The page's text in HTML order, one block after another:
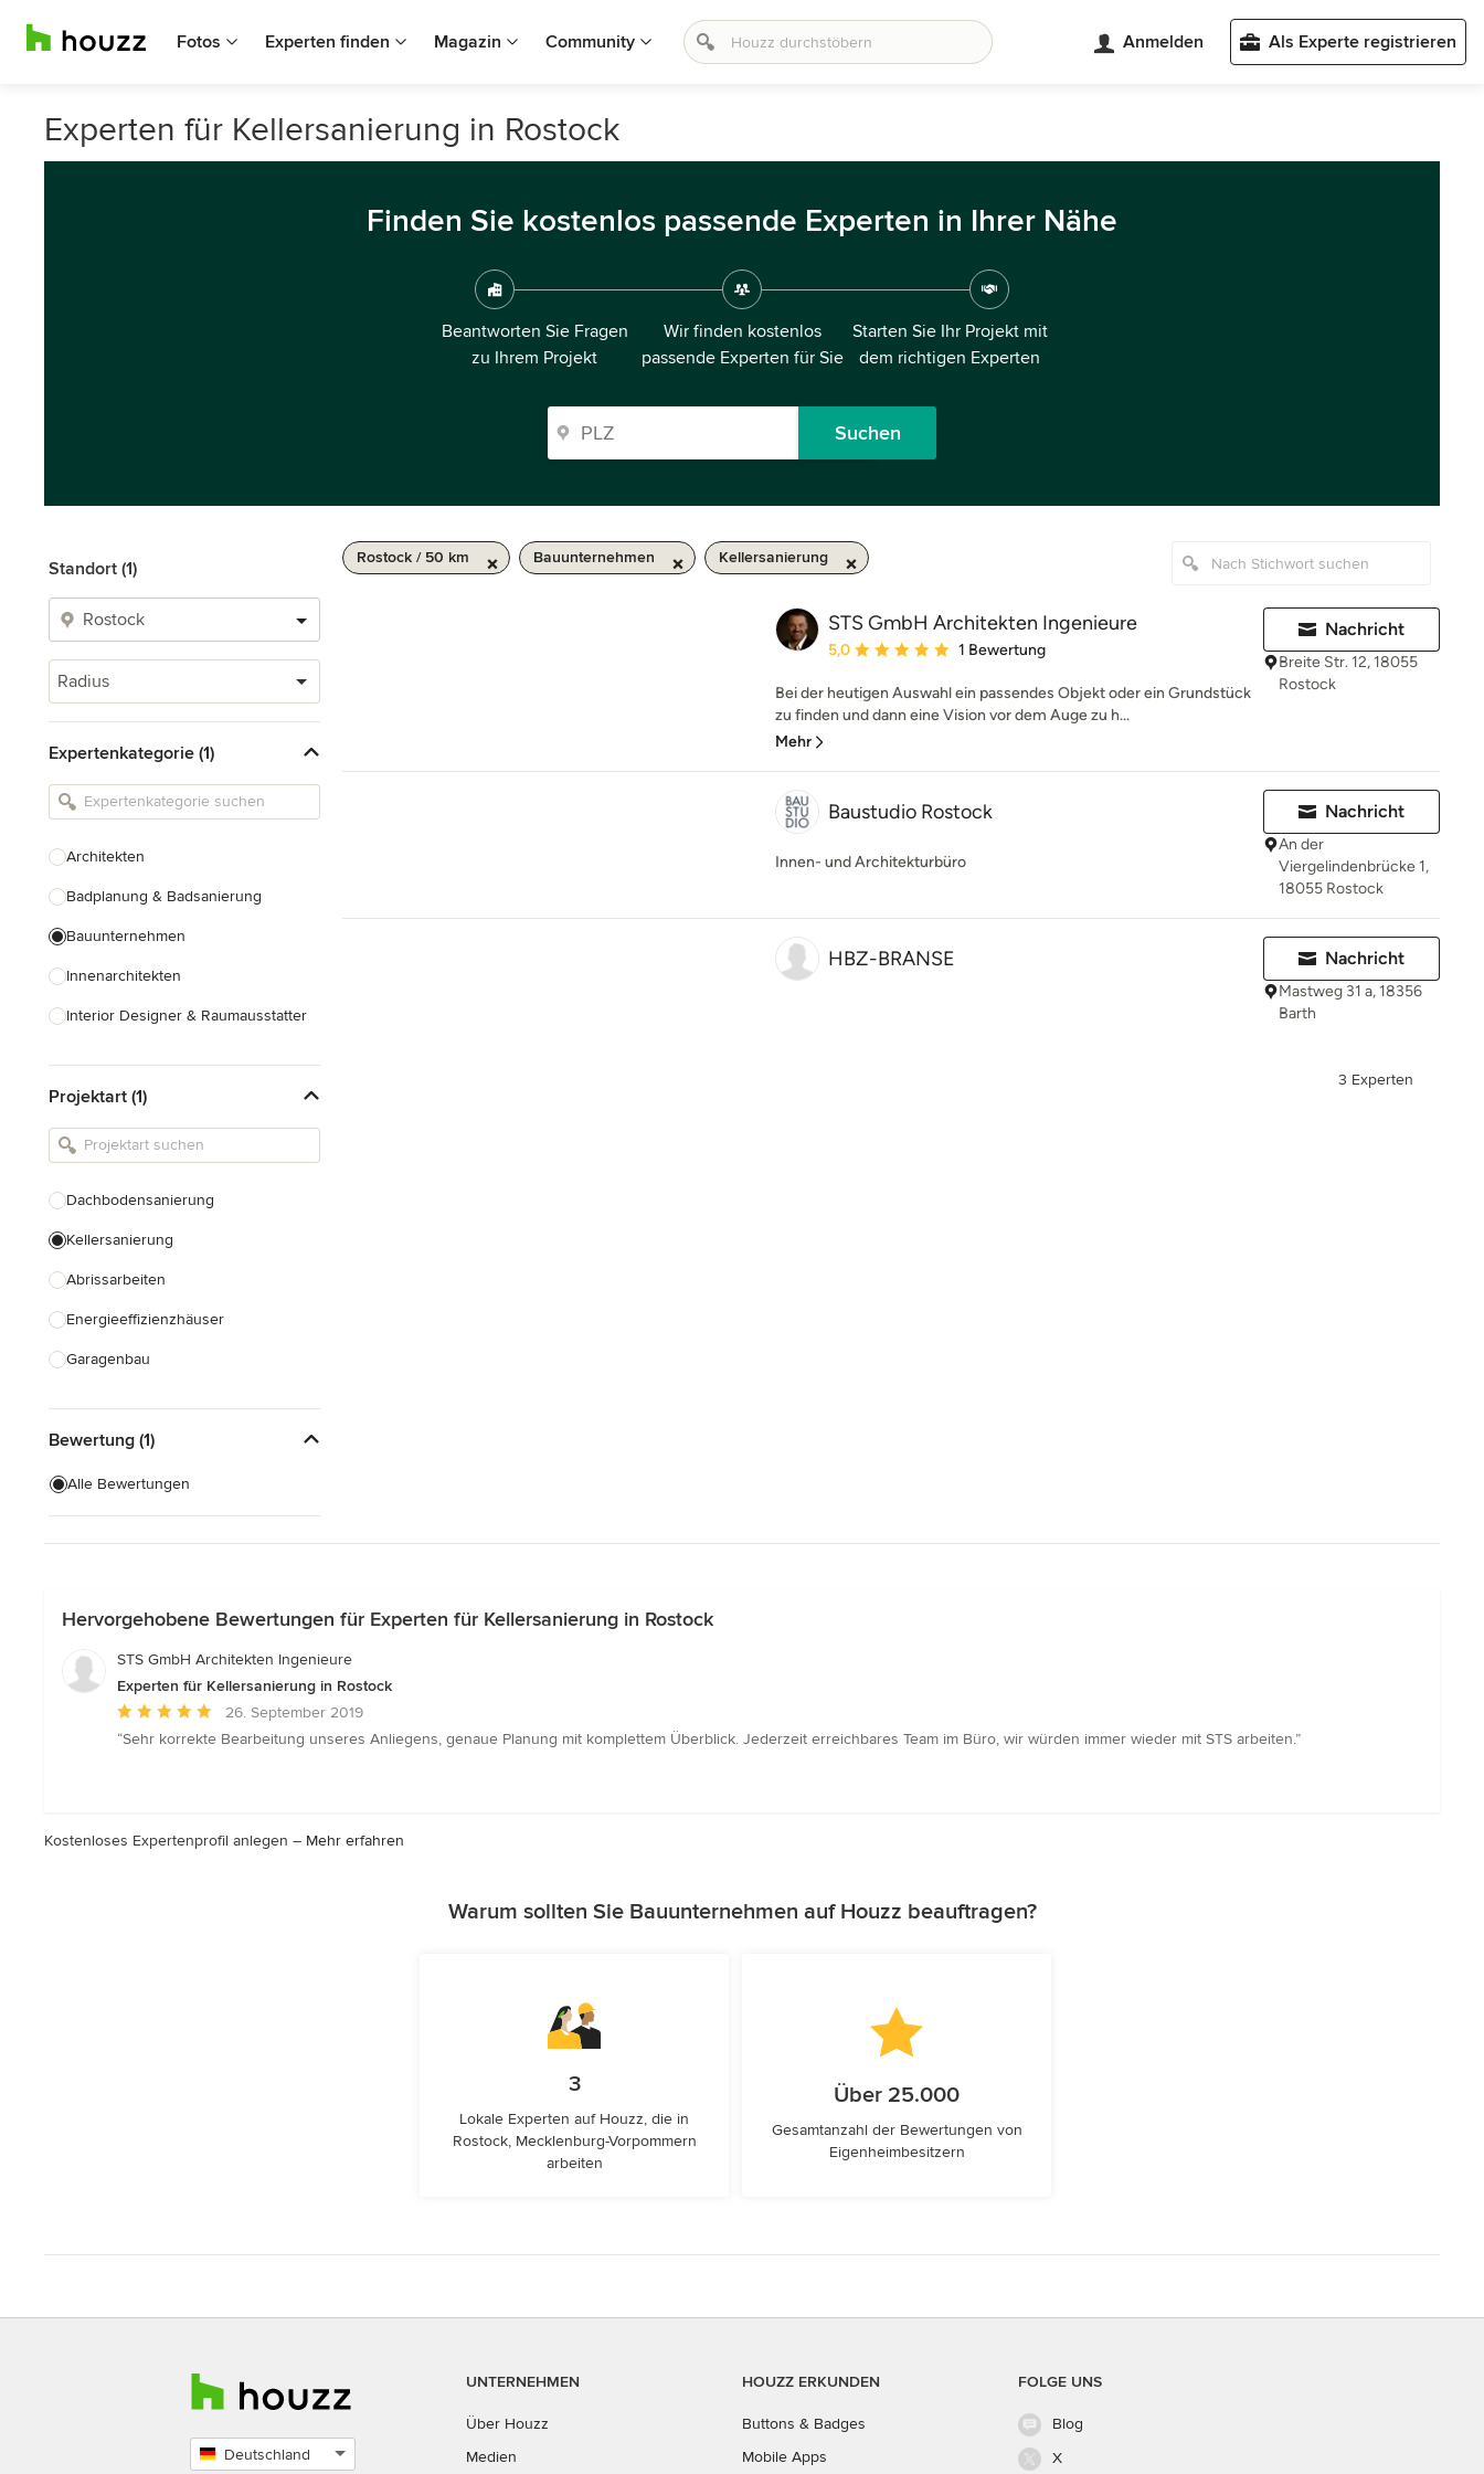
Fotos Experten finden Magazin Community Anmelden Als Experte registrieren
Experten für Kellersanierung in Rostock
Finden Sie kostenlos passende Experten in Ihrer Nähe
Beantworten Sie Fragen
zu Ihrem Projekt
Wir finden kostenlos
passende Experten für Sie
Starten Sie Ihr Projekt mit
dem richtigen Experten
Suchen
Standort (1)
Radius
Expertenkategorie (1)
Architekten
Badplanung & Badsanierung
Bauunternehmen
Innenarchitekten
Interior Designer & Raumausstatter
Landschaftsarchitekten
Armaturen & Sanitärbedarf
Projektart (1)
Dachbodensanierung
Kellersanierung
Abrissarbeiten
Energieeffizienzhäuser
Garagenbau
Hausbau
Fußbodenaufbau
Haussanierung
Bewertung (1)
Alle Bewertungen
Rostock / 50 km Bauunternehmen Kellersanierung
STS GmbH Architekten Ingenieure
Durchschnittliche Bewertung: 5 von 5 Sternen
5,0 1 Bewertung
Bei der heutigen Auswahl ein passendes Objekt oder ein Grundstück
zu finden und dann eine Vision vor dem Auge zu h...
Mehr
Nachricht
Breite Str. 12, 18055
Rostock
Baustudio Rostock
Innen- und Architekturbüro
Nachricht
An der
Viergelindenbrücke 1,
18055 Rostock
HBZ-BRANSE Nachricht
Mastweg 31 a, 18356
Barth
3 Experten
Hervorgehobene Bewertungen für Experten für Kellersanierung in Rostock
STS GmbH Architekten Ingenieure
Experten für Kellersanierung in Rostock
Durchschnittliche
Bewertung:
26. September 2019
“Sehr korrekte Bearbeitung unseres Anliegens, genaue Planung mit komplettem Überblick. Jederzeit erreichbares Team im Büro, wir würden immer wieder mit STS arbeiten.”
Kostenloses Expertenprofil anlegen – Mehr erfahren
Warum sollten Sie Bauunternehmen auf Houzz beauftragen?
3
Lokale Experten auf Houzz, die in
Rostock, Mecklenburg-Vorpommern
arbeiten
Über 25.000
Gesamtanzahl der Bewertungen von
Eigenheimbesitzern
Deutschland
UNTERNEHMEN
Über Houzz
Medien
HOUZZ ERKUNDEN
Buttons & Badges
Mobile Apps
FOLGE UNS
Blog
X